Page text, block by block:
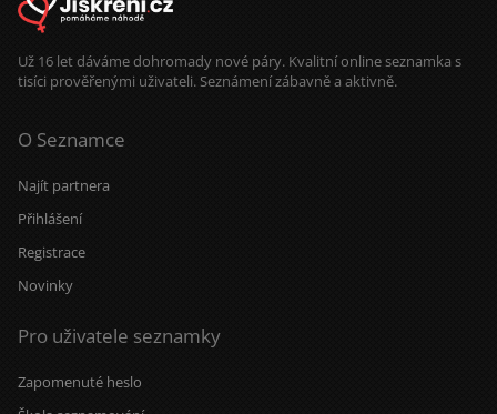
Už 16 let dáváme dohromady nové páry. Kvalitní online seznamka s
tisíci prověřenými uživateli. Seznámení zábavně a aktivně.
O Seznamce
Najít partnera
Přihlášení
Registrace
Novinky
Pro uživatele seznamky
Zapomenuté heslo